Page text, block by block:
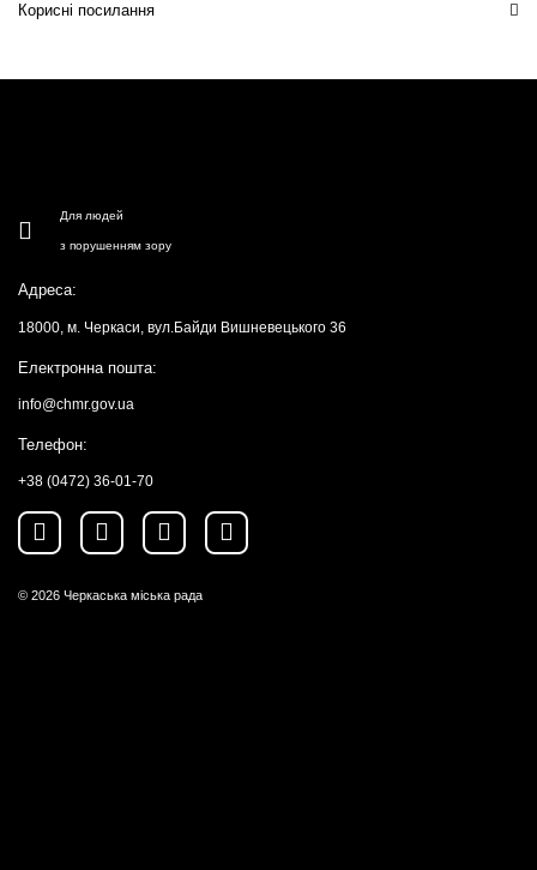
Корисні посилання
Для людей
з порушенням зору
Адреса:
18000, м. Черкаси, вул.Байди Вишневецького 36
Електронна пошта:
info@chmr.gov.ua
Телефон:
+38 (0472) 36-01-70
© 2026 Черкаська міська рада